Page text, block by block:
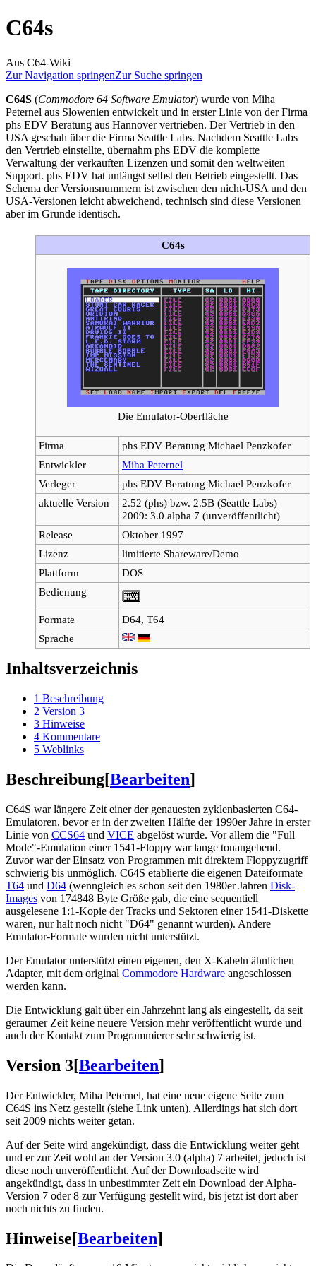
C64s
Aus C64-Wiki
Zur Navigation springenZur Suche springen
C64S (Commodore 64 Software Emulator) wurde von Miha
Peternel aus Slowenien entwickelt und in erster Linie von der Firma
phs EDV Beratung aus Hannover vertrieben. Der Vertrieb in den
USA geschah über die Firma Seattle Labs. Nachdem Seattle Labs
den Vertrieb einstellte, übernahm phs EDV die komplette
Verwaltung der verkauften Lizenzen und somit den weltweiten
Support. phs EDV hat unlängst selbst den Betrieb eingestellt. Das
Schema der Versionsnummern ist zwischen den nicht-USA und den
USA-Versionen leicht abweichend, technisch sind diese Versionen
aber im Grunde identisch.
C64s
Die Emulator-Oberfläche
Firma
phs EDV Beratung Michael Penzkofer
Entwickler
Miha Peternel
Verleger
phs EDV Beratung Michael Penzkofer
aktuelle Version
2.52 (phs) bzw. 2.5B (Seattle Labs)
2009: 3.0 alpha 7 (unveröffentlicht)
Release
Oktober 1997
Lizenz
limitierte Shareware/Demo
Plattform
DOS
Bedienung
Formate
D64, T64
Sprache
Inhaltsverzeichnis
1 Beschreibung
2 Version 3
3 Hinweise
4 Kommentare
5 Weblinks
Beschreibung[Bearbeiten]
C64S war längere Zeit einer der genauesten zyklenbasierten C64-
Emulatoren, bevor er in der zweiten Hälfte der 1990er Jahre in erster
Linie von CCS64 und VICE abgelöst wurde. Vor allem die "Full
Mode"-Emulation einer 1541-Floppy war lange tonangebend.
Zuvor war der Einsatz von Programmen mit direktem Floppyzugriff
schwierig bis unmöglich. C64S etablierte die eigenen Dateiformate
T64 und D64 (wenngleich es schon seit den 1980er Jahren Disk-
Images von 174848 Byte Größe gab, die eine sequentiell
ausgelesene 1:1-Kopie der Tracks und Sektoren einer 1541-Diskette
waren, nur halt noch nicht "D64" genannt wurden). Andere
Emulator-Formate wurden nicht unterstützt.
Der Emulator unterstützt einen eigenen, den X-Kabeln ähnlichen
Adapter, mit dem original Commodore Hardware angeschlossen
werden kann.
Die Entwicklung galt über ein Jahrzehnt lang als eingestellt, da seit
geraumer Zeit keine neuere Version mehr veröffentlicht wurde und
auch der Kontakt zum Programmierer sehr schwierig ist.
Version 3[Bearbeiten]
Der Entwickler, Miha Peternel, hat eine neue eigene Seite zum
C64S ins Netz gestellt (siehe Link unten). Allerdings hat sich dort
seit 2009 nichts weiter getan.
Auf der Seite wird angekündigt, dass die Entwicklung weiter geht
und er zur Zeit wohl an der Version 3.0 (alpha) 7 arbeitet, jedoch ist
diese noch unveröffentlicht. Auf der Downloadseite wird
angekündigt, dass in unbestimmter Zeit ein Download der Alpha-
Version 7 oder 8 zur Verfügung gestellt wird, bis jetzt ist dort aber
noch nichts zu finden.
Hinweise[Bearbeiten]